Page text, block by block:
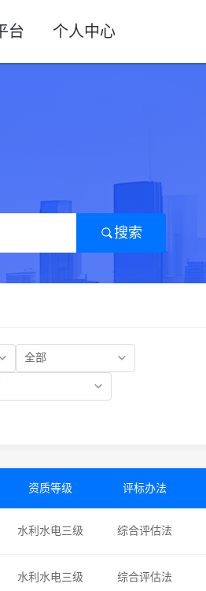
台 个人中心
搜索
资质等级 评标办法
水利水电三级 综合评估法
水利水电三级 综合评估法